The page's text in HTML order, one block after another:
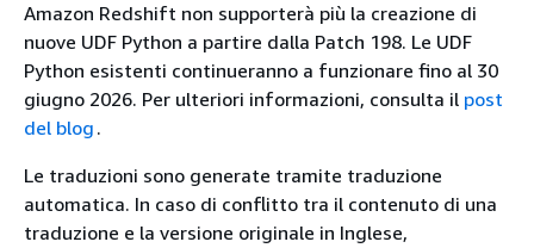
Amazon Redshift non supporterà più la creazione di
nuove UDF Python a partire dalla Patch 198. Le UDF
Python esistenti continueranno a funzionare fino al 30
giugno 2026. Per ulteriori informazioni, consulta il post
del blog .
Le traduzioni sono generate tramite traduzione
automatica. In caso di conflitto tra il contenuto di una
traduzione e la versione originale in Inglese,